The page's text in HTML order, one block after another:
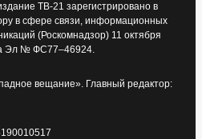
ТВ-21 зарегистрировано в
в сфере связи, информационных
(Роскомнадзор) 11 октября
Эл № ФС77–46924.
вещание». Главный редактор: